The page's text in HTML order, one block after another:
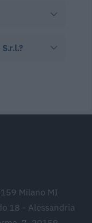
Milano MI
18 - Alessandria